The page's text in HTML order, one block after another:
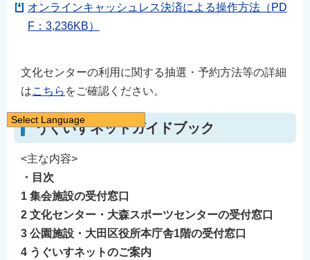
オンラインキャッシュレス決済による操作方法（PD
F：3,236KB）
文化センターの利用に関する抽選・予約方法等の詳細
はこちら をご確認ください。
うぐいすネットガイドブック
<主な内容>
・目次
1 集会施設の受付窓口
2 文化センター・大森スポーツセンターの受付窓口
3 公園施設・大田区役所本庁舎1階の受付窓口
4 うぐいすネットのご案内
Select Language
日本語
English
简体中文
繁體中文
한국어
नेपाली